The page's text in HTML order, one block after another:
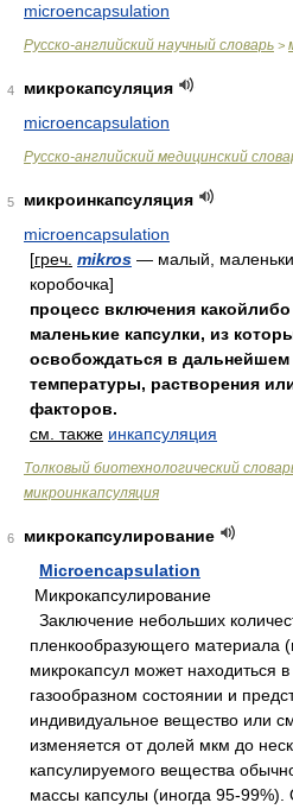
microencapsulation
Русско-английский научный словарь >
4
микрокапсуляция
microencapsulation
Русско-английский медицинский
5
микроинкапсуляция
microencapsulation
[греч. mikros — малый,
коробочка]
процесс включения
маленькие капсулки, из
освобождаться в
температуры, растворения
факторов.
см. также инкапсуляция
Толковый биотехнологический
микроинкапсуляция
6
микрокапсулирование
Microencapsulation
Микрокапсулирование
Заключение небольших
пленкообразующего материала
микрокапсул может находиться
газообразном состоянии и
индивидуальное вещество или
изменяется от долей мкм до
капсулируемого вещества
массы капсулы (иногда 95-